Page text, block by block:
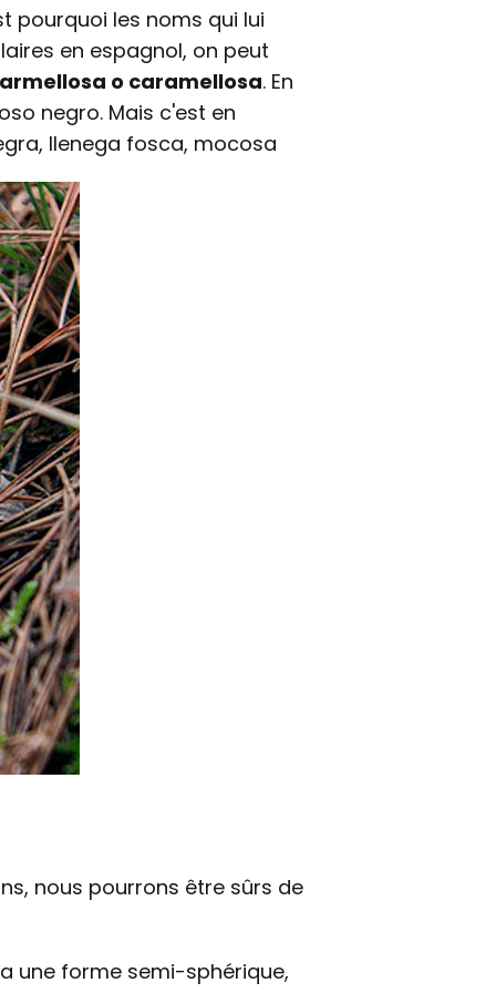
pourquoi les noms qui lui
en espagnol, on peut
o caramellosa. En
negro. Mais c'est en
llenega fosca, mocosa
nous pourrons être sûrs de
une forme semi-sphérique,